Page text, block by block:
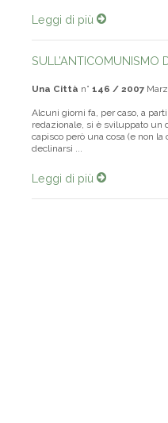
Leggi di più
SULL’ANTICOMUNISMO
Una Città n° 146 / 2007
Alcuni giorni fa, per caso, a
redazionale, si è sviluppato un
capisco però una cosa (e non la
declinarsi ...
Leggi di più